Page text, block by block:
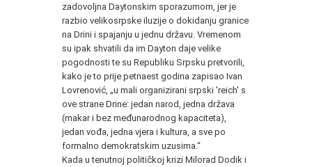
zadovoljna Daytonskim sporazumom, jer je
razbio velikosrpske iluzije o dokidanju granice
na Drini i spajanju u jednu državu. Vremenom
su ipak shvatili da im Dayton daje velike
pogodnosti te su Republiku Srpsku pretvorili,
kako je to prije petnaest godina zapisao Ivan
Lovrenović, „u mali organizirani srpski 'reich' s
ove strane Drine: jedan narod, jedna država
(makar i bez međunarodnog kapaciteta),
jedan vođa, jedna vjera i kultura, a sve po
formalno demokratskim uzusima.“
Kada u tenutnoj političkoj krizi Milorad Dodik i